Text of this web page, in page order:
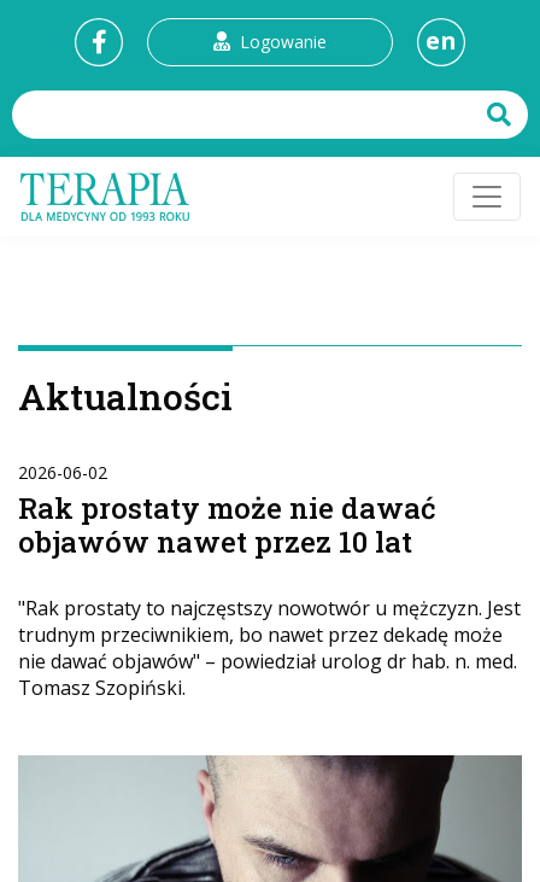
Logowanie en
Aktualności
2026-06-02
Rak prostaty może nie dawać
objawów nawet przez 10 lat
"Rak prostaty to najczęstszy nowotwór u mężczyzn. Jest
trudnym przeciwnikiem, bo nawet przez dekadę może
nie dawać objawów" – powiedział urolog dr hab. n. med.
Tomasz Szopiński.